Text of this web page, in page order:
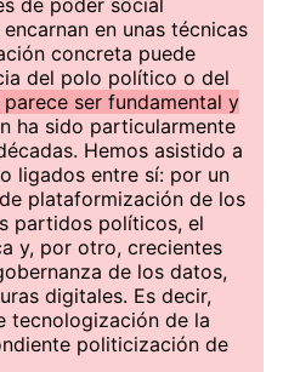
de poder social
en unas técnicas
concreta puede
del polo político o del
ser fundamental y
ha sido particularmente
Hemos asistido a
ligados entre sí: por un
plataformización de los
partidos políticos, el
y, por otro, crecientes
de los datos,
digitales. Es decir,
tecnologización de la
politicización de